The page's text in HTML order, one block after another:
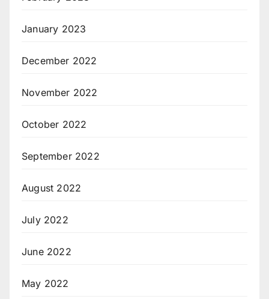
January 2023
December 2022
November 2022
October 2022
September 2022
August 2022
July 2022
June 2022
May 2022